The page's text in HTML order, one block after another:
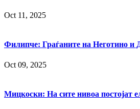
Oct 11, 2025
Филипче: Граѓаните на Неготино и
Oct 09, 2025
Мицкоски: На сите нивоа постојат